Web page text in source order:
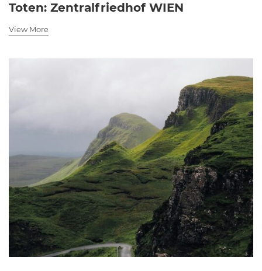
Toten: Zentralfriedhof WIEN
View More